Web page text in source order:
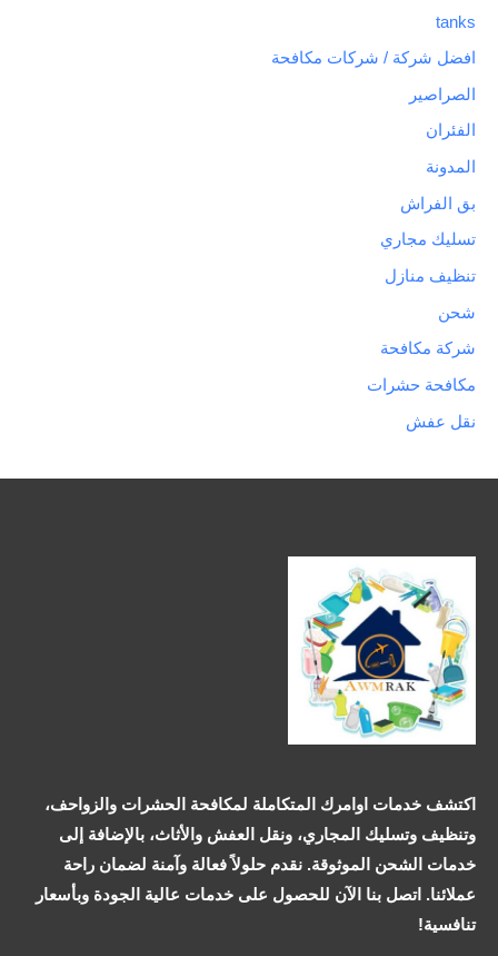
tanks
افضل شركة / شركات مكافحة
الصراصير
الفئران
المدونة
بق الفراش
تسليك مجاري
تنظيف منازل
شحن
شركة مكافحة
مكافحة حشرات
نقل عفش
اكتشف خدمات اوامرك المتكاملة لمكافحة الحشرات والزواحف،
وتنظيف وتسليك المجاري، ونقل العفش والأثاث، بالإضافة إلى
خدمات الشحن الموثوقة. نقدم حلولاً فعالة وآمنة لضمان راحة
عملائنا. اتصل بنا الآن للحصول على خدمات عالية الجودة وبأسعار
تنافسية!